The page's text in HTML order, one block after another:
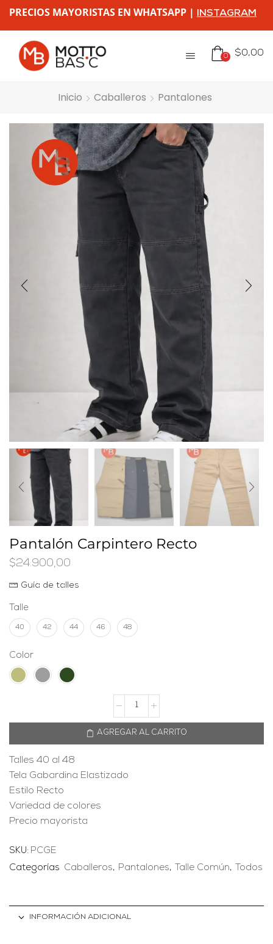
PRECIOS MAYORISTAS EN WHATSAPP | INSTAGRAM
0 $0,00
Inicio Caballeros Pantalones
Pantalón Carpintero Recto
$24.900,00
Guía de talles
Talle
40 42 44 46 48
Color
AGREGAR AL CARRITO
Talles 40 al 48
Tela Gabardina Elastizado
Estilo Recto
Variedad de colores
Precio mayorista
SKU: PCGE
Categorías Caballeros, Pantalones, Talle Común, Todos
INFORMACIÓN ADICIONAL